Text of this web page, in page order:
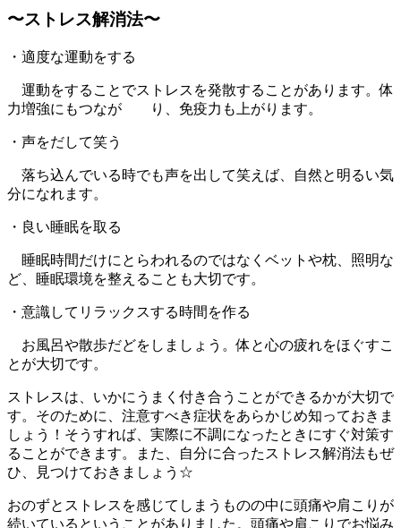
〜ストレス解消法〜
・適度な運動をする
運動をすることでストレスを発散することがあります。体
力増強にもつなが り、免疫力も上がります。
・声をだして笑う
落ち込んでいる時でも声を出して笑えば、自然と明るい気
分になれます。
・良い睡眠を取る
睡眠時間だけにとらわれるのではなくベットや枕、照明な
ど、睡眠環境を整えることも大切です。
・意識してリラックスする時間を作る
お風呂や散歩だどをしましょう。体と心の疲れをほぐすこ
とが大切です。
ストレスは、いかにうまく付き合うことができるかが大切で
す。そのために、注意すべき症状をあらかじめ知っておきま
しょう！そうすれば、実際に不調になったときにすぐ対策す
ることができます。また、自分に合ったストレス解消法もぜ
ひ、見つけておきましょう☆
おのずとストレスを感じてしまうものの中に頭痛や肩こりが
続いているということがありました。頭痛や肩こりでお悩み